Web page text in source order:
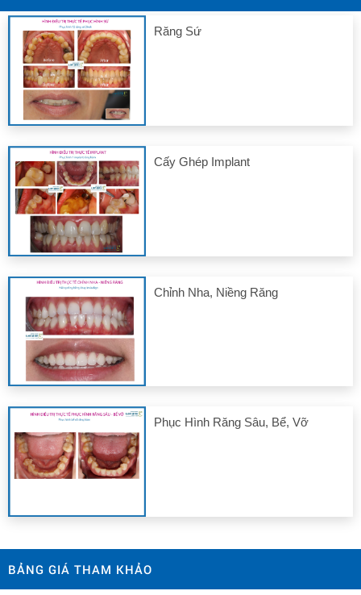
Răng Sứ
Cấy Ghép Implant
Chỉnh Nha, Niềng Răng
Phục Hình Răng Sâu, Bể, Vỡ
BẢNG GIÁ THAM KHẢO